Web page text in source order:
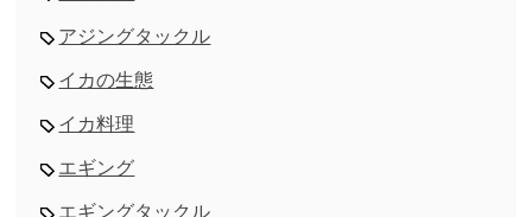
アジングタックル
イカの生態
イカ料理
エギング
エギングタックル